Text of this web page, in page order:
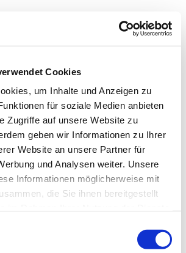
Cookies
um Inhalte und Anzeigen zu
für soziale Medien anbieten
Zugriffe auf unsere Website zu
geben wir Informationen zu Ihrer
Website an unsere Partner für
und Analysen weiter. Unsere
Informationen möglicherweise mit
die Sie ihnen bereitgestellt